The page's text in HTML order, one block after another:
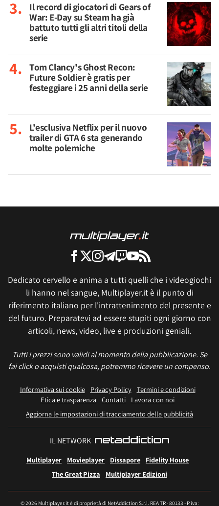
Il record di giocatori di Gears of
War: E-Day su Steam ha già
battuto tutti gli altri titoli della
serie
Tom Clancy's Ghost Recon:
Future Soldier è gratis per
festeggiare i 25 anni della serie
L'esclusiva Netflix per il nuovo
trailer di GTA 6 sta generando
molte polemiche
Dedicato cervello e anima a tutti quelli che i videogiochi
li hanno nel sangue, Multiplayer.it è il punto di
riferimento italiano per l'intrattenimento del presente e
del futuro. Preparatevi ad essere stupiti ogni giorno con
articoli, news, video, live e produzioni geniali.
Tutti i prezzi sono validi al momento della pubblicazione. Se
fai click o acquisti qualcosa, potremmo ricevere un compenso.
Informativa sui cookie Privacy Policy
Termini e condizioni
Etica e trasparenza Contatti
Lavora con noi
Aggiorna le impostazioni di tracciamento della pubblicità
IL NETWORK
Multiplayer Movieplayer Dissapore
Fidelity House
The Great Pizza
Multiplayer Edizioni
© 2026 Multiplayer.it è di proprietà di NetAddiction S.r.l. REA TR - 80133 - P.iva: